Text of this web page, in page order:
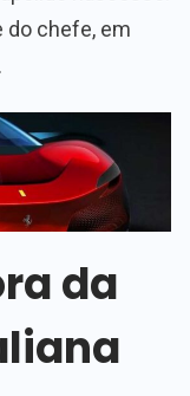
do chefe, em
da